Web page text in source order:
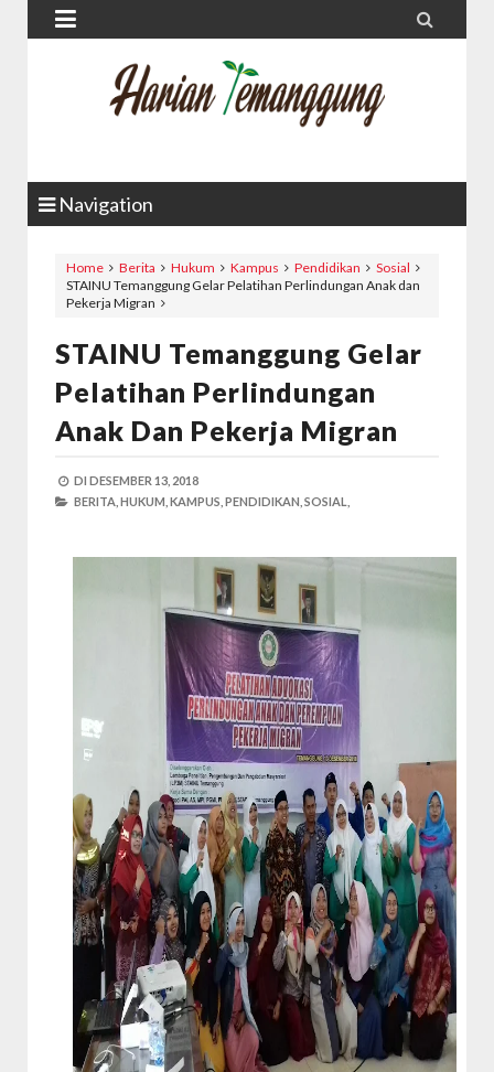
 
Navigation
Home Berita Hukum Kampus Pendidikan
Sosial
STAINU Temanggung Gelar Pelatihan Perlindungan Anak dan
Pekerja Migran
STAINU Temanggung Gelar
Pelatihan Perlindungan
Anak Dan Pekerja Migran
DI DESEMBER 13, 2018
BERITA, HUKUM, KAMPUS, PENDIDIKAN, SOSIAL,